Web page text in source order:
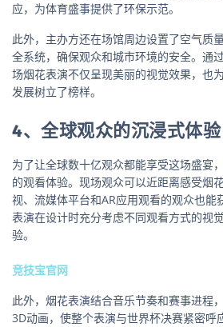
应，为体育盛事提供了环保示范。
此外，主办方还在场馆周边设置了空气质
全系统，确保观众和城市环境的安全。通
场烟花表演不仅呈现美丽的视觉效果，也
发展树立了榜样。
4、全球观众的沉浸式体验
为了让全球数十亿观众都能享受这场盛宴
的观看体验。现场观众可以近距离感受烟
视、流媒体平台和AR应用观看的观众也能
表演在设计时充分考虑不同观看方式的视
验。
竞技宝官网
此外，烟花表演结合音乐节奏和赛事进程
3D动画，使整个表演与世界杯决赛紧密呼